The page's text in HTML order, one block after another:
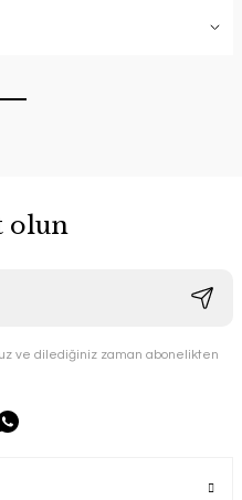
olun
ve dilediğiniz zaman abonelikten